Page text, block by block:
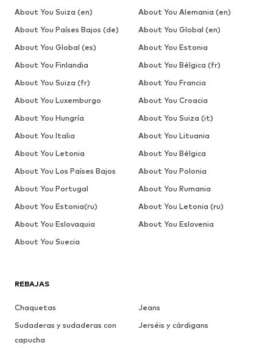
REBAJAS
Chaquetas
Jeans
Sudaderas y sudaderas con
capucha
Jerséis y cárdigans
About You Suiza (en)
About You Alemania (en)
About You Países Bajos (de)
About You Global (en)
About You Global (es)
About You Estonia
About You Finlandia
About You Bélgica (fr)
About You Suiza (fr)
About You Francia
About You Luxemburgo
About You Croacia
About You Hungría
About You Suiza (it)
About You Italia
About You Lituania
About You Letonia
About You Bélgica
About You Los Países Bajos
About You Polonia
About You Portugal
About You Rumania
About You Estonia(ru)
About You Letonia (ru)
About You Eslovaquia
About You Eslovenia
About You Suecia